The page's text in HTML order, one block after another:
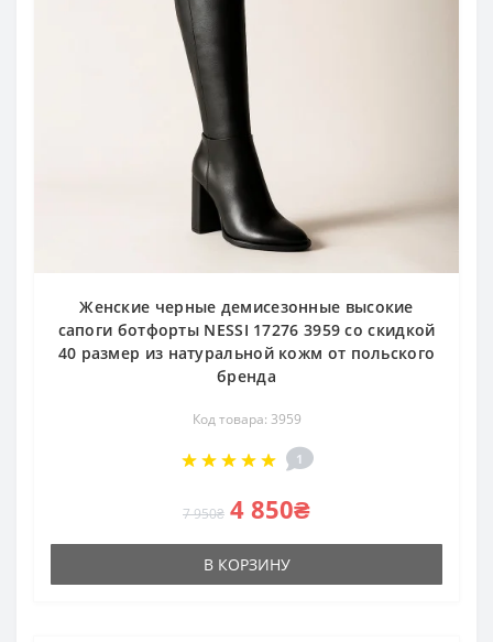
Женские черные демисезонные высокие
сапоги ботфорты NESSI 17276 3959 со скидкой
40 размер из натуральной кожм от польского
бренда
Код товара: 3959
1
7 950₴ 4 850₴
В КОРЗИНУ